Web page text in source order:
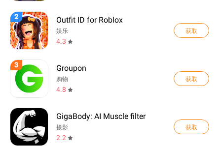
2 Outfit ID for Roblox
娱乐
4.3
获取
3 Groupon
购物
4.8
获取
GigaBody: AI Muscle filter
摄影
2.2
获取